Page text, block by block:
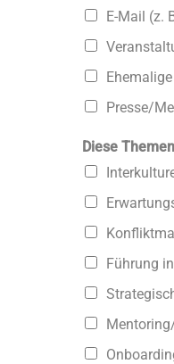
E-Mail (z.
Presse/
Diese
Führung